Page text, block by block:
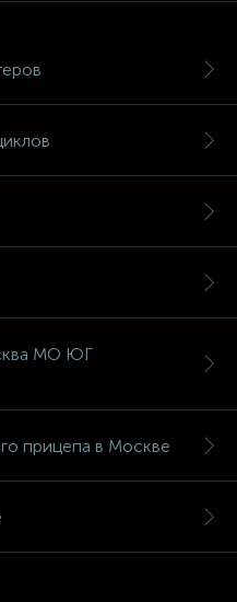
МО ЮГ
прицепа в Москве